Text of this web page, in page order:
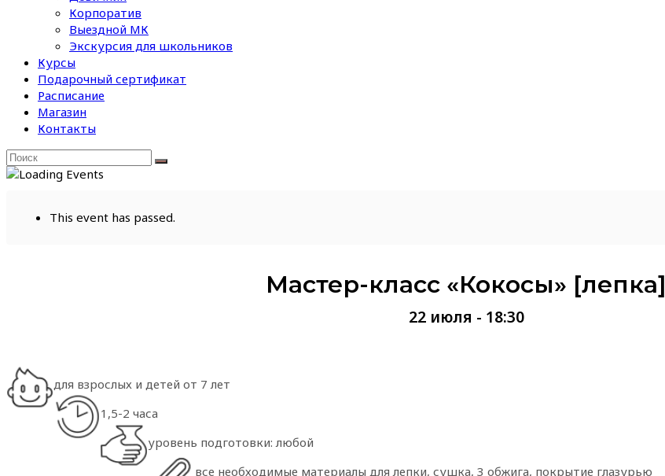
Корпоратив
Выездной МК
Экскурсия для школьников
Курсы
Подарочный сертификат
Расписание
Магазин
Контакты
This event has passed.
Мастер-класс «Кокосы» [лепка]
22 июля - 18:30
для взрослых и детей от 7 лет
1,5-2 часа
уровень подготовки: любой
все необходимые материалы для лепки, сушка, 3 обжига, покрытие глазурью